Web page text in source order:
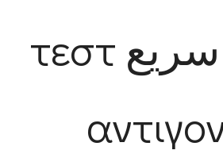
اختبار سريع τεστ